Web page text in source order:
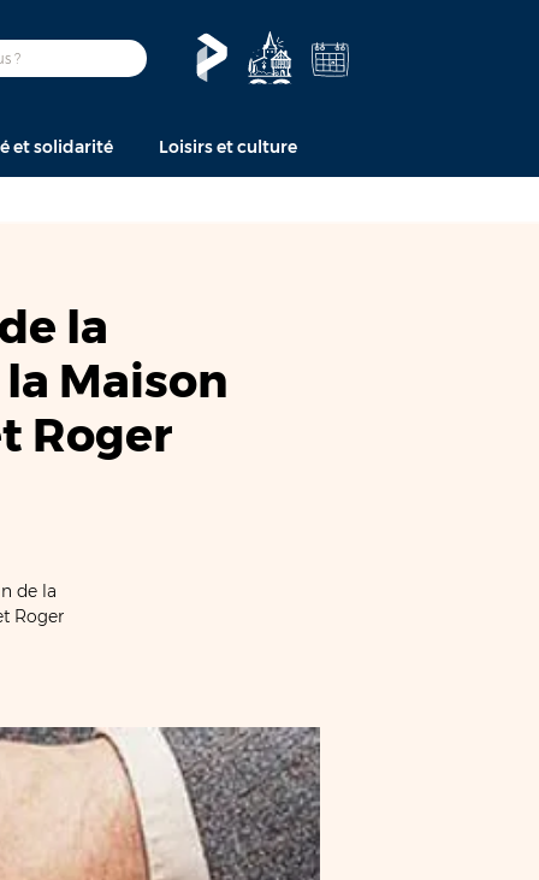
et solidarité Loisirs et culture
la
Maison
Roger
de la
Roger